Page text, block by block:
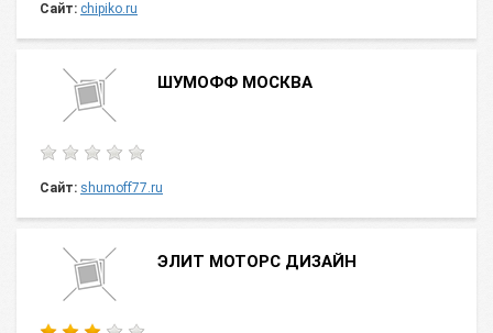
Сайт: chipiko.ru
ШУМОФФ МОСКВА
Сайт: shumoff77.ru
ЭЛИТ МОТОРС ДИЗАЙН